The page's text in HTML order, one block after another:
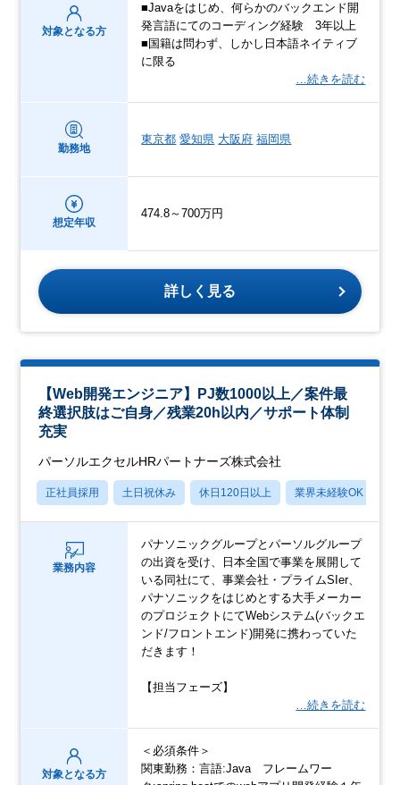
対象となる方
■Javaをはじめ、何らかのバックエンド開
発言語にてのコーディング経験 3年以上
■国籍は問わず、しかし日本語ネイティブ
に限る
…続きを読む
勤務地
東京都 愛知県 大阪府 福岡県
想定年収
474.8～700万円
詳しく見る
【Web開発エンジニア】PJ数1000以上／案件最
終選択肢はご自身／残業20h以内／サポート体制
充実
パーソルエクセルHRパートナーズ株式会社
正社員採用 土日祝休み 休日120日以上 業界未経験OK
業務内容
パナソニックグループとパーソルグループ
の出資を受け、日本全国で事業を展開して
いる同社にて、事業会社・プライムSIer、
パナソニックをはじめとする大手メーカー
のプロジェクトにてWebシステム(バックエ
ンド/フロントエンド)開発に携わっていた
だきます！
【担当フェーズ】
…続きを読む
対象となる方
＜必須条件＞
関東勤務：言語:Java フレームワー